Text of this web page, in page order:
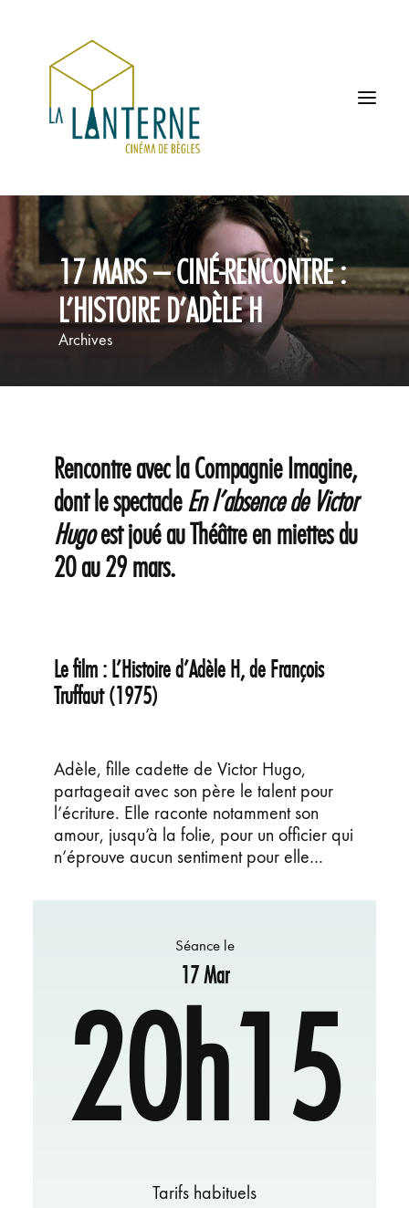
ACCUEIL
LES HORAIRES
À L’AFFICHE
PRATIQUE
17 MARS – CINÉ-RENCONTRE :
L’HISTOIRE D’ADÈLE H
Archives
Rencontre avec la Compagnie Imagine,
dont le spectacleEn l’absence de Victor
Hugoest joué au Théâtre en miettes du
20 au 29 mars.
Le film : L’Histoire d’Adèle H, de François
Truffaut (1975)
Adèle, fille cadette de Victor Hugo,
partageait avec son père le talent pour
l’écriture. Elle raconte notamment son
amour, jusqu’à la folie, pour un officier qui
n’éprouve aucun sentiment pour elle…
Séance le
17 Mar
20h15
Tarifs habituels